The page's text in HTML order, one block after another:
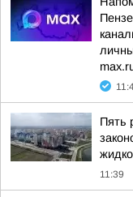
Пять
11:39